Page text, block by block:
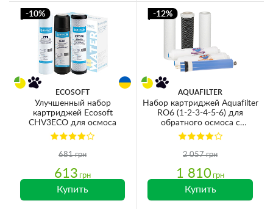
-10%
ECOSOFT
Улучшенный набор
картриджей Ecosoft
CHV3ECO для осмоса
681 грн
613 грн
Купить
-12%
AQUAFILTER
Набор картриджей Aquafilter
RO6 (1-2-3-4-5-6) для
обратного осмоса с
минерализатором
2 057 грн
1 810 грн
Купить